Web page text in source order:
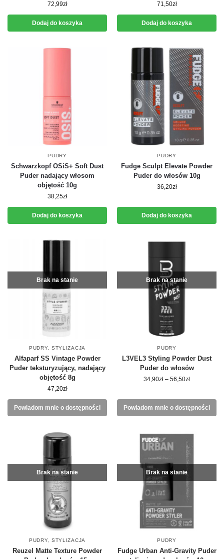
72,99zł
Dodaj do koszyka
71,50zł
Dodaj do koszyka
PUDRY
Schwarzkopf OSiS+ Soft Dust
Puder nadający włosom
objętość 10g
38,25zł
Dodaj do koszyka
PUDRY
Fudge Sculpt Elevate Powder
Puder do włosów 10g
36,20zł
Dodaj do koszyka
Brak na stanie
PUDRY, STYLIZACJA
Alfaparf SS Vintage Powder
Puder teksturyzujący, nadający
objętość 8g
47,20zł
Powiadom mnie o dostępności
Brak na stanie
PUDRY
L3VEL3 Styling Powder Dust
Puder do włosów
34,90zł – 56,50zł
Powiadom mnie o dostępności
Brak na stanie
PUDRY, STYLIZACJA
Reuzel Matte Texture Powder
Brak na stanie
PUDRY
Fudge Urban Anti-Gravity Puder